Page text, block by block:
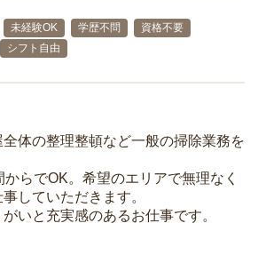
未経験OK 学歴不問
資格不要
シフト自由
体の整理整頓など一般の掃除業務を
らでOK。希望のエリアで無理なく
していただきます。
いと充実感のあるお仕事です。